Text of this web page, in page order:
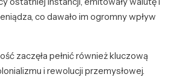
co dawało im ogromny wpływ
zaczęła pełnić również kluczową
i rewolucji przemysłowej.